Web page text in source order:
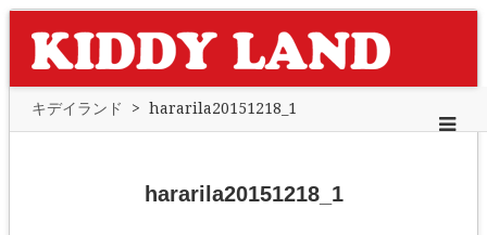
キデイランド > hararila20151218_1
hararila20151218_1